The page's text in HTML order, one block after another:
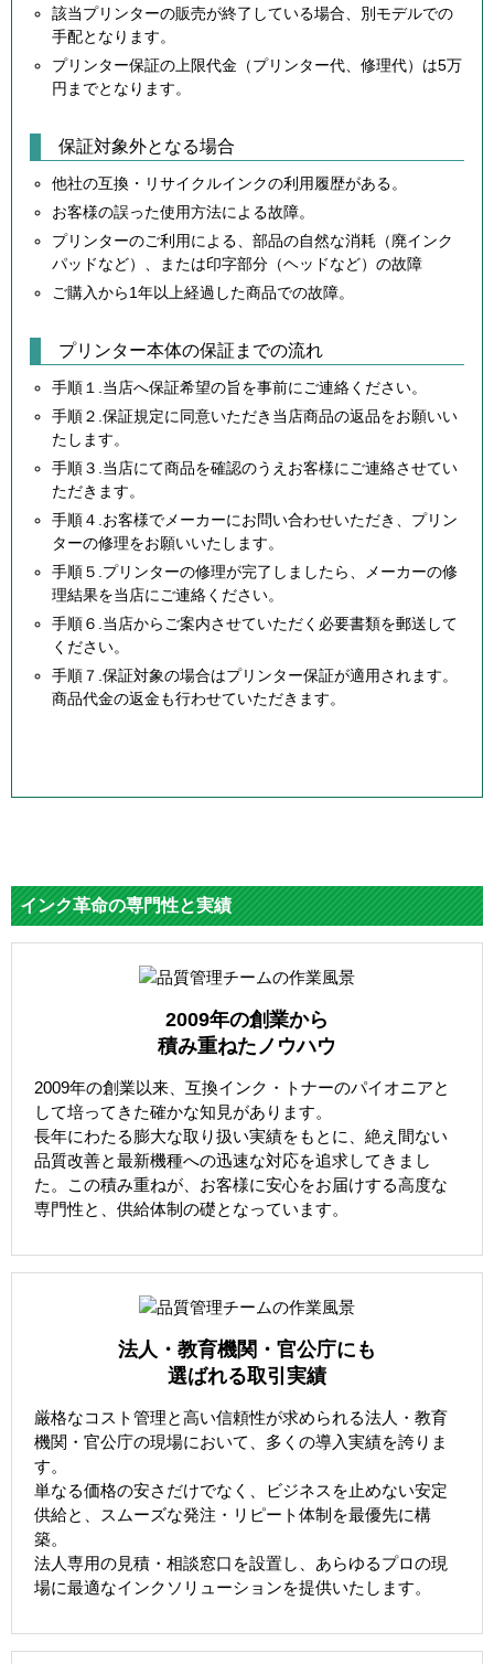
該当プリンターの販売が終了している場合、別モデルでの
手配となります。
プリンター保証の上限代金（プリンター代、修理代）は5万
円までとなります。
保証対象外となる場合
他社の互換・リサイクルインクの利用履歴がある。
お客様の誤った使用方法による故障。
プリンターのご利用による、部品の自然な消耗（廃インク
パッドなど）、または印字部分（ヘッドなど）の故障
ご購入から1年以上経過した商品での故障。
プリンター本体の保証までの流れ
手順１.当店へ保証希望の旨を事前にご連絡ください。
手順２.保証規定に同意いただき当店商品の返品をお願いい
たします。
手順３.当店にて商品を確認のうえお客様にご連絡させてい
ただきます。
手順４.お客様でメーカーにお問い合わせいただき、プリン
ターの修理をお願いいたします。
手順５.プリンターの修理が完了しましたら、メーカーの修
理結果を当店にご連絡ください。
手順６.当店からご案内させていただく必要書類を郵送して
ください。
手順７.保証対象の場合はプリンター保証が適用されます。
商品代金の返金も行わせていただきます。
インク革命の専門性と実績
2009年の創業から
積み重ねたノウハウ
2009年の創業以来、互換インク・トナーのパイオニアと
して培ってきた確かな知見があります。
長年にわたる膨大な取り扱い実績をもとに、絶え間ない
品質改善と最新機種への迅速な対応を追求してきまし
た。この積み重ねが、お客様に安心をお届けする高度な
専門性と、供給体制の礎となっています。
法人・教育機関・官公庁にも
選ばれる取引実績
厳格なコスト管理と高い信頼性が求められる法人・教育
機関・官公庁の現場において、多くの導入実績を誇りま
す。
単なる価格の安さだけでなく、ビジネスを止めない安定
供給と、スムーズな発注・リピート体制を最優先に構
築。
法人専用の見積・相談窓口を設置し、あらゆるプロの現
場に最適なインクソリューションを提供いたします。